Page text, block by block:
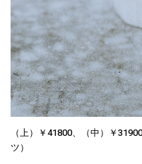
（上）￥41800、（中）￥
ツ）